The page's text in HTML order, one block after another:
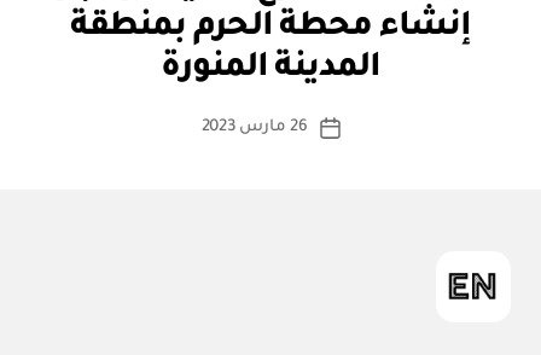
إنشاء محطة الحرم بمنطقة
المدينة المنورة
كاتب
بو
ا
س
ة
تاريخ
26 مارس 2023